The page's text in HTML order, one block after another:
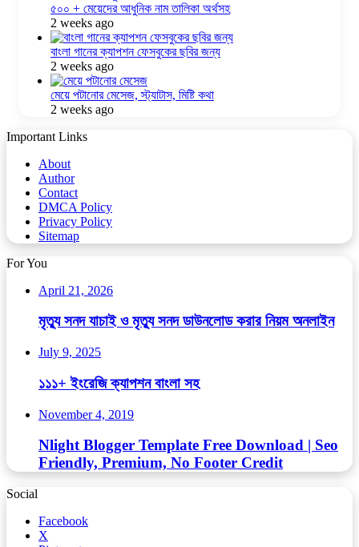
৫০০ + মেয়েদের আধুনিক নাম তালিকা অর্থসহ
2 weeks ago
বাংলা গানের ক্যাপশন ফেসবুকের ছবির জন্য
2 weeks ago
মেয়ে পটানোর মেসেজ, স্ট্যাটাস, মিষ্টি কথা
2 weeks ago
Important Links
About
Author
Contact
DMCA Policy
Privacy Policy
Sitemap
For You
April 21, 2026
মৃত্যু সনদ যাচাই ও মৃত্যু সনদ ডাউনলোড করার নিয়ম অনলাইন
July 9, 2025
১১১+ ইংরেজি ক্যাপশন বাংলা সহ
November 4, 2019
Nlight Blogger Template Free Download | Seo
Friendly, Premium, No Footer Credit
Social
Facebook
X